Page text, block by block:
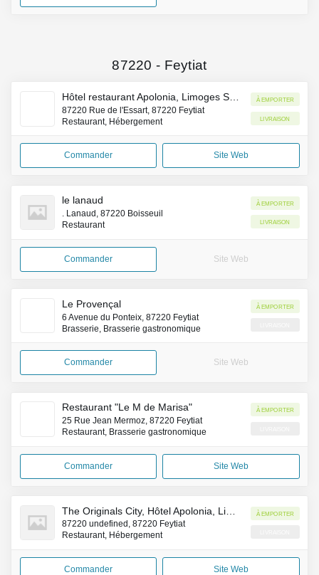
87220 - Feytiat
87220 Rue de l'Essart, 87220 Feytiat
Restaurant, Hébergement
À emporter
Livraison
Commander Site Web
le lanaud
. Lanaud, 87220 Boisseuil
Restaurant
À emporter
Livraison
Commander Site Web
Le Provençal
6 Avenue du Ponteix, 87220 Feytiat
Brasserie, Brasserie gastronomique
À emporter
Commander Site Web
Restaurant "Le M de Marisa"
25 Rue Jean Mermoz, 87220 Feytiat
Restaurant, Brasserie gastronomique
À emporter
Commander Site Web
87220 undefined, 87220 Feytiat
Restaurant, Hébergement
À emporter
Commander Site Web